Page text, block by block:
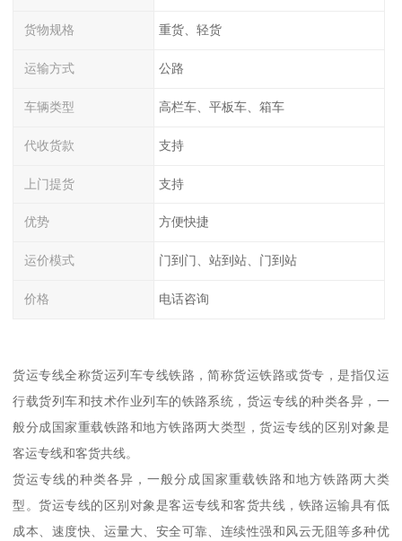
货物规格 重货、轻货
运输方式 公路
车辆类型 高栏车、平板车、箱车
代收货款 支持
上门提货 支持
优势 方便快捷
运价模式 门到门、站到站、门到站
价格 电话咨询
货运专线全称货运列车专线铁路，简称货运铁路或货专，是指仅运
行载货列车和技术作业列车的铁路系统，货运专线的种类各异，一
般分成国家重载铁路和地方铁路两大类型，货运专线的区别对象是
客运专线和客货共线。
货运专线的种类各异，一般分成国家重载铁路和地方铁路两大类
型。货运专线的区别对象是客运专线和客货共线，铁路运输具有低
成本、速度快、运量大、安全可靠、连续性强和风云无阻等多种优